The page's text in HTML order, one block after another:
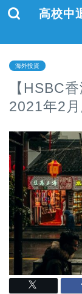
高校中
海外投資
【HSBC
2021年2月